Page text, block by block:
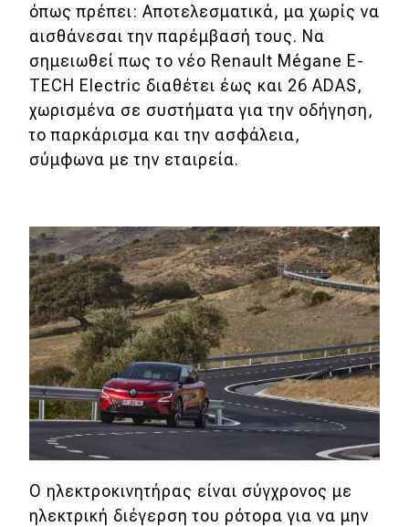
όπως πρέπει: Αποτελεσματικά, μα χωρίς να
αισθάνεσαι την παρέμβασή τους. Να
σημειωθεί πως το νέο Renault Mégane E-
TECH Electric διαθέτει έως και 26 ADAS,
χωρισμένα σε συστήματα για την οδήγηση,
το παρκάρισμα και την ασφάλεια,
σύμφωνα με την εταιρεία.
Ο ηλεκτροκινητήρας είναι σύγχρονος με
ηλεκτρική διέγερση του ρότορα για να μην